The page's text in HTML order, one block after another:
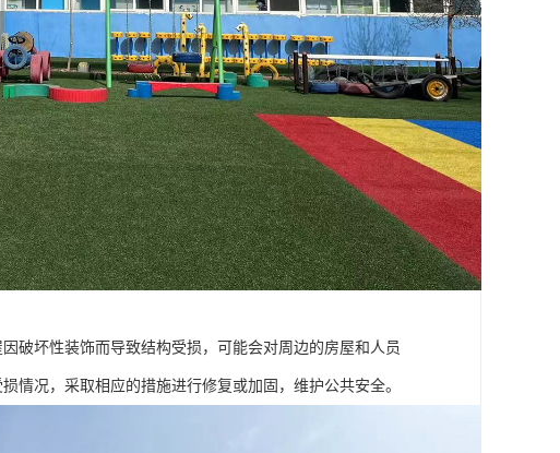
破坏性装饰而导致结构受损，可能会对周边的房屋和人员
情况，采取相应的措施进行修复或加固，维护公共安全。